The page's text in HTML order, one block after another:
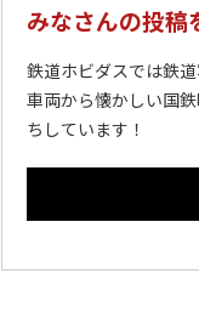
みなさんの投稿
鉄道ホビダスでは鉄
車両から懐かしい国
ちしています！